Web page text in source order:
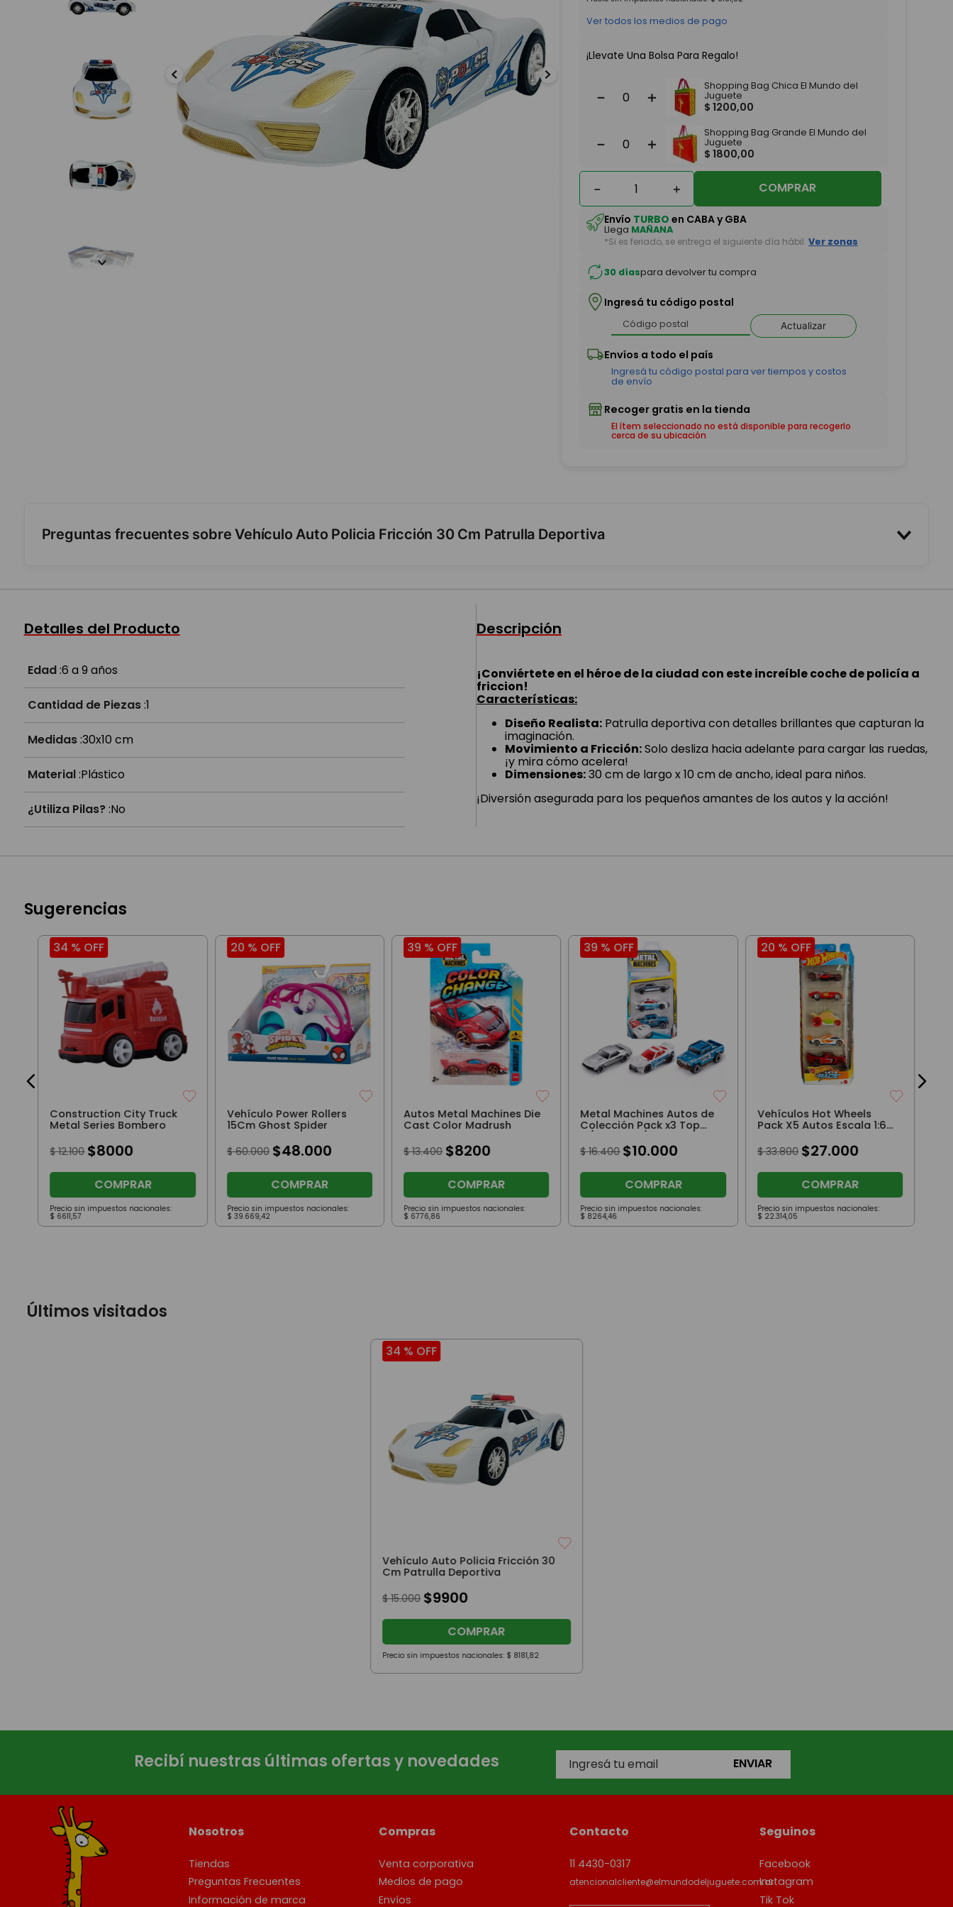
Ver todos los medios de pago
¡Llevate Una Bolsa Para Regalo!
＋
－
Shopping Bag Chica El Mundo del
Juguete
$ 1200,00
＋
－
Shopping Bag Grande El Mundo del
Juguete
$ 1800,00
＋
－ COMPRAR
Envío TURBO en CABA y GBA
Llega MAÑANA
*Si es feriado, se entrega el siguiente día hábil. Ver zonas
30 díaspara devolver tu compra
Ingresá tu código postal
Actualizar
El ítem seleccionado no está disponible para recogerlo
cerca de su ubicación
Preguntas frecuentes sobre Vehículo Auto Policia Fricción 30 Cm Patrulla Deportiva
Detalles del Producto
Edad:6 a 9 años
Cantidad de Piezas:1
Medidas:30x10 cm
Material:Plástico
¿Utiliza Pilas?:No
Descripción
¡Conviértete en el héroe de la ciudad con este increíble coche de policía a
friccion!
Características:
Diseño Realista: Patrulla deportiva con detalles brillantes que capturan la
imaginación.
Movimiento a Fricción:Solo desliza hacia adelante para cargar las ruedas,
¡y mira cómo acelera!
Dimensiones:30 cm de largo x 10 cm de ancho, ideal para niños.
¡Diversión asegurada para los pequeños amantes de los autos y la acción!
Sugerencias
34 % OFF
Construction City Truck
Metal Series Bombero
$ 12.100 $8000
COMPRAR
Precio sin impuestos nacionales:
$ 6611,57
20 % OFF
Vehículo Power Rollers
15Cm Ghost Spider
$ 60.000 $48.000
COMPRAR
Precio sin impuestos nacionales:
$ 39.669,42
39 % OFF
Autos Metal Machines Die
Cast Color Madrush
$ 13.400 $8200
COMPRAR
Precio sin impuestos nacionales:
$ 6776,86
39 % OFF
Metal Machines Autos de
Colección Pack x3 Top
$ 16.400 $10.000
COMPRAR
Precio sin impuestos nacionales:
$ 8264,46
20 % OFF
Vehículos Hot Wheels
Pack X5 Autos Escala 1:64
$ 33.800 $27.000
COMPRAR
Precio sin impuestos nacionales:
$ 22.314,05
Últimos visitados
34 %OFF
Vehículo Auto Policia Fricción 30
Cm Patrulla Deportiva
$ 15.000 $9900
COMPRAR
Precio sin impuestos nacionales: $ 8181,82
Recibí nuestras últimas ofertas y novedades ENVIAR
Nosotros
Tiendas
Preguntas Frecuentes
Información de marca
Compras
Venta corporativa
Medios de pago
Envíos
Contacto
11 4430-0317
atencionalcliente@elmundodeljuguete.com.ar
Seguinos
Facebook
Instagram
Tik Tok